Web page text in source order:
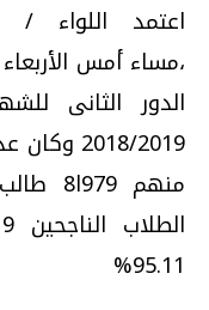
اعتمد اللواء
الدور الثانى
منهم
95.11%